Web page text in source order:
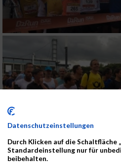
Datenschutzeinstellungen
Durch Klicken auf die Schaltfläche
Standardeinstellung nur für
beibehalten.